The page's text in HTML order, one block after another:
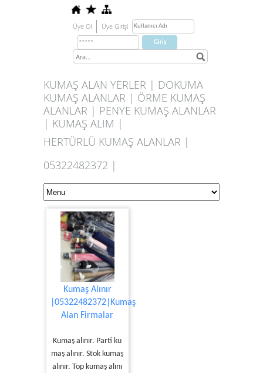
Üye Ol Üye Girişi
KUMAŞ ALAN YERLER | DOKUMA
KUMAŞ ALANLAR | ÖRME KUMAŞ
ALANLAR | PENYE KUMAŞ ALANLAR
| KUMAŞ ALIM |
HERTÜRLÜ KUMAŞ ALANLAR |
05322482372 |
Kumaş Alınır
|05322482372|Kumaş
Alan Firmalar
Kumaş alınır. Parti ku
maş alınır. Stok kumaş
alınır. Top kumaş alını